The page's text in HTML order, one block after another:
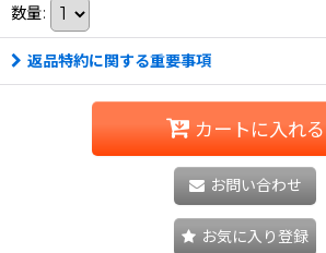
数量:
返品特約に関する重要事項
カートに入れる
お問い合わせ
お気に入り登録